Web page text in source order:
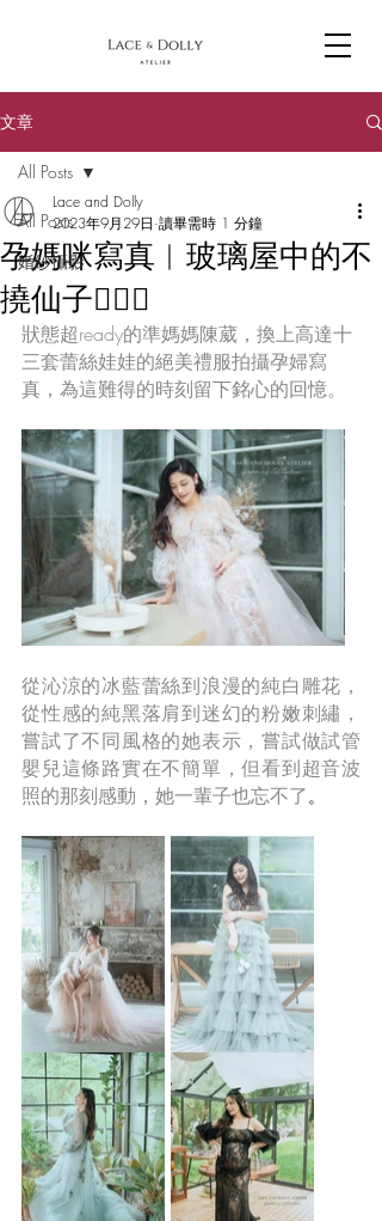
文章
All Posts
婚紗攝影
All Posts
孕媽咪寫真︱玻璃屋中的不
撓仙子🧚🏼‍♀️
Lace and Dolly
2023年9月29日 讀畢需時 1 分鐘
狀態超ready的準媽媽陳葳，換上高達十
三套蕾絲娃娃的絕美禮服拍攝孕婦寫
真，為這難得的時刻留下銘心的回憶。
從沁涼的冰藍蕾絲到浪漫的純白雕花，
從性感的純黑落肩到迷幻的粉嫩刺繡，
嘗試了不同風格的她表示，嘗試做試管
嬰兒這條路實在不簡單，但看到超音波
照的那刻感動，她一輩子也忘不了。